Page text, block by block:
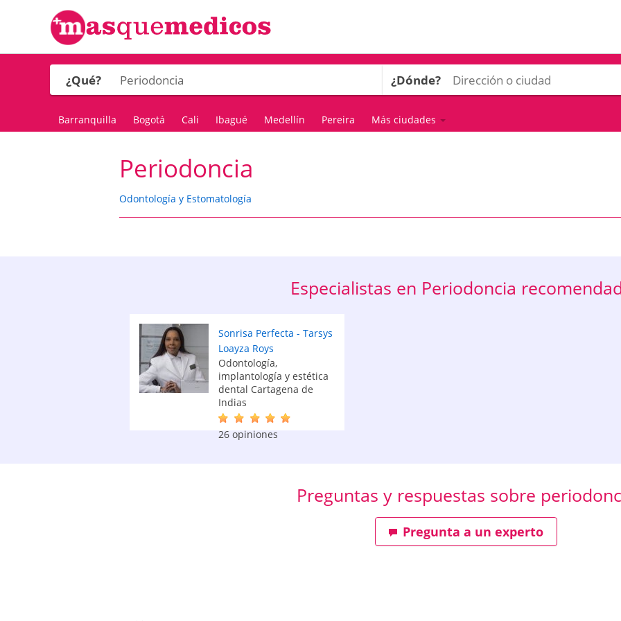
¿Qué? ¿Dónde?
Barranquilla Bogotá Cali Ibagué Medellín Pereira Más ciudades
Periodoncia
Odontología y Estomatología
Especialistas en Periodoncia
Sonrisa Perfecta - Tarsys
Loayza Roys
Odontología,
implantología y estética
dental Cartagena de
Indias
26 opiniones
Preguntas y respuestas sobre
Pregunta a un experto